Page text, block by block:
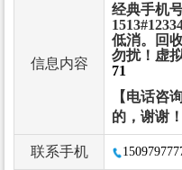
信息内容
经典手机
低消。回
勿扰！虚
71
【电话咨
的，谢谢！
联系手机